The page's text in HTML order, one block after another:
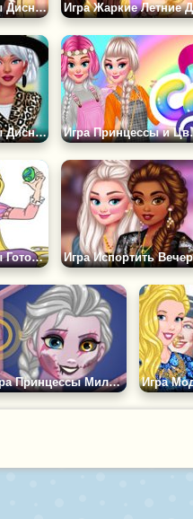
Игра Принцессы Диснея Становятся Поп-звездами
Игра Принцессы Диснея: Принты Животных Игра
Игра Принцессы Готовятся к Пасхе
Игра Принцессы Милые Зомби